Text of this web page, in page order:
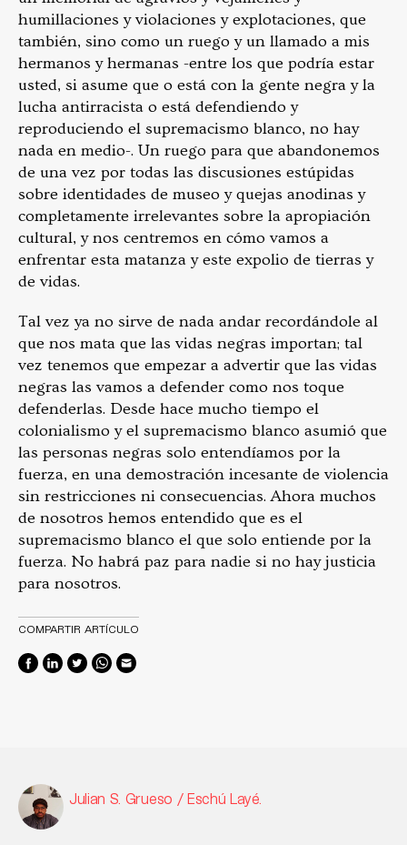
humillaciones y violaciones y explotaciones, que
también, sino como un ruego y un llamado a mis
hermanos y hermanas -entre los que podría estar
usted, si asume que o está con la gente negra y la
lucha antirracista o está defendiendo y
reproduciendo el supremacismo blanco, no hay
nada en medio-. Un ruego para que abandonemos
de una vez por todas las discusiones estúpidas
sobre identidades de museo y quejas anodinas y
completamente irrelevantes sobre la apropiación
cultural, y nos centremos en cómo vamos a
enfrentar esta matanza y este expolio de tierras y
de vidas.
Tal vez ya no sirve de nada andar recordándole al
que nos mata que las vidas negras importan; tal
vez tenemos que empezar a advertir que las vidas
negras las vamos a defender como nos toque
defenderlas. Desde hace mucho tiempo el
colonialismo y el supremacismo blanco asumió que
las personas negras solo entendíamos por la
fuerza, en una demostración incesante de violencia
sin restricciones ni consecuencias. Ahora muchos
de nosotros hemos entendido que es el
supremacismo blanco el que solo entiende por la
fuerza. No habrá paz para nadie si no hay justicia
para nosotros.
COMPARTIR ARTÍCULO
Julian S. Grueso / Eschú Layé.